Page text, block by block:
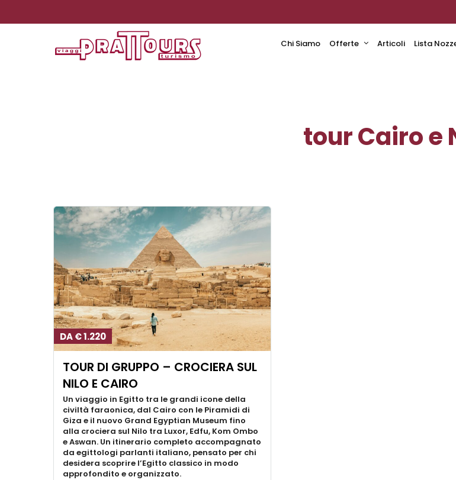
Chi Siamo Offerte Articoli Lista
tour Cairo e
DA € 1.220
TOUR DI GRUPPO – CROCIERA SUL
NILO E CAIRO
Un viaggio in Egitto tra le grandi icone della
civiltà faraonica, dal Cairo con le Piramidi di
Giza e il nuovo Grand Egyptian Museum fino
alla crociera sul Nilo tra Luxor, Edfu, Kom Ombo
e Aswan. Un itinerario completo accompagnato
da egittologi parlanti italiano, pensato per chi
desidera scoprire l’Egitto classico in modo
approfondito e organizzato.